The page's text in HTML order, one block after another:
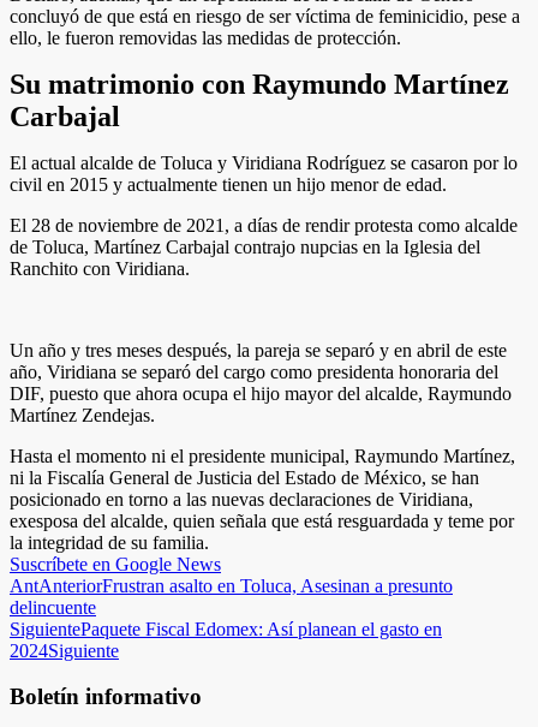
concluyó de que está en riesgo de ser víctima de feminicidio, pese a
ello, le fueron removidas las medidas de protección.
Su matrimonio con Raymundo Martínez
Carbajal
El actual alcalde de Toluca y Viridiana Rodríguez se casaron por lo
civil en 2015 y actualmente tienen un hijo menor de edad.
El 28 de noviembre de 2021, a días de rendir protesta como alcalde
de Toluca, Martínez Carbajal contrajo nupcias en la Iglesia del
Ranchito con Viridiana.
Un año y tres meses después, la pareja se separó y en abril de este
año, Viridiana se separó del cargo como presidenta honoraria del
DIF, puesto que ahora ocupa el hijo mayor del alcalde, Raymundo
Martínez Zendejas.
Hasta el momento ni el presidente municipal, Raymundo Martínez,
ni la Fiscalía General de Justicia del Estado de México, se han
posicionado en torno a las nuevas declaraciones de Viridiana,
exesposa del alcalde, quien señala que está resguardada y teme por
la integridad de su familia.
Suscríbete en Google News
AntAnteriorFrustran asalto en Toluca, Asesinan a presunto
delincuente
SiguientePaquete Fiscal Edomex: Así planean el gasto en
2024Siguiente
Boletín informativo